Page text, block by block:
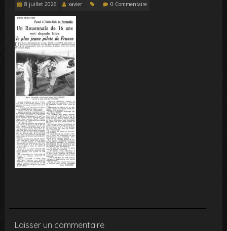
8 juillet 2026 xavier 0 Commentaire
Laisser un commentaire